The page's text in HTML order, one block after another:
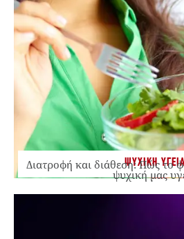
ΨΥΧΙΚΗ
Διατροφή και διάθεση: Πώς το
ψυχική μας